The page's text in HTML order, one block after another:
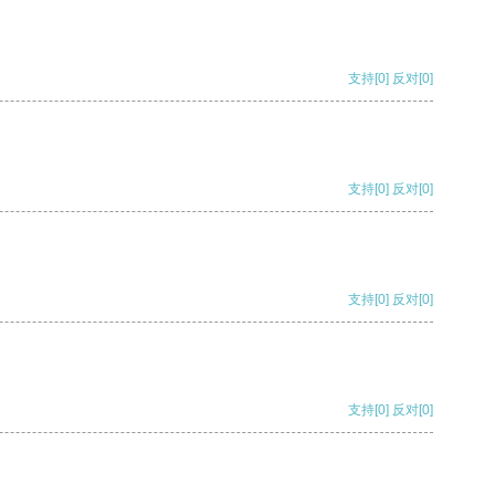
支持[0] 反对[0]
支持[0] 反对[0]
支持[0] 反对[0]
支持[0] 反对[0]